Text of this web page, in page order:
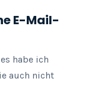
E-Mail-
habe ich
auch nicht